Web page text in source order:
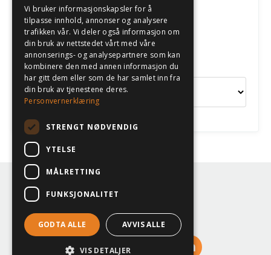
Kategorier
Terms Privacy
Vi bruker informasjonskapsler for å
tilpasse innhold, annonser og analysere
trafikken vår. Vi deler også informasjon om
din bruk av nettstedet vårt med våre
annonserings- og analysepartnere som kan
kombinere den med annen informasjon du
har gitt dem eller som de har samlet inn fra
din bruk av tjenestene deres.
Personvernerklæring
STRENGT NØDVENDIG
YTELSE
MÅLRETTING
FUNKSJONALITET
GODTA ALLE AVVIS ALLE
VIS DETALJER